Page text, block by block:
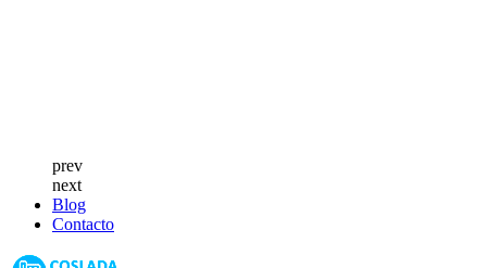
prev
next
Blog
Contacto